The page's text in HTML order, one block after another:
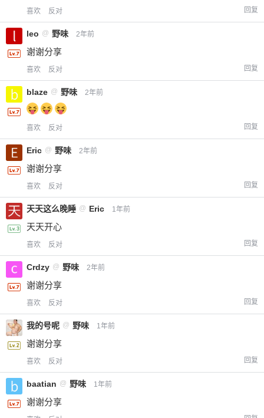
喜欢 反对 回复
leo @ 野味 2年前
谢谢分享
喜欢 反对 回复
blaze @ 野味 2年前
喜欢 反对 回复
Eric @ 野味 2年前
谢谢分享
喜欢 反对 回复
天天这么晚睡 @ Eric 1年前
天天开心
喜欢 反对 回复
Crdzy @ 野味 2年前
谢谢分享
喜欢 反对 回复
我的号呢 @ 野味 1年前
谢谢分享
喜欢 反对 回复
baatian @ 野味 1年前
谢谢分享